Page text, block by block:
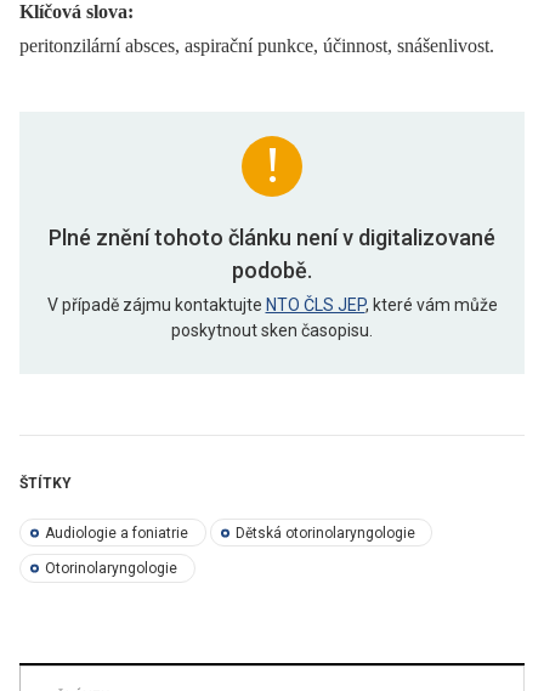
Klíčová slova:
peritonzilární absces, aspirační punkce, účinnost, snášenlivost.
Plné znění tohoto článku není v digitalizované
podobě.
V případě zájmu kontaktujte NTO ČLS JEP, které vám může
poskytnout sken časopisu.
ŠTÍTKY
Audiologie a foniatrie Dětská otorinolaryngologie
Otorinolaryngologie